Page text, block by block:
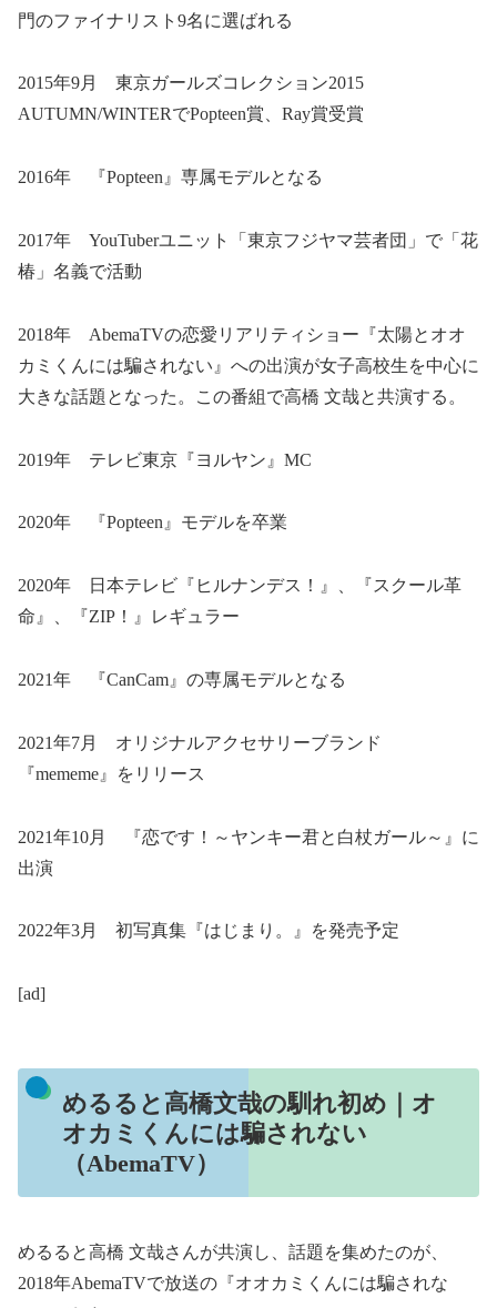
門のファイナリスト9名に選ばれる
2015年9月 東京ガールズコレクション2015
AUTUMN/WINTERでPopteen賞、Ray賞受賞
2016年 『Popteen』専属モデルとなる
2017年 YouTuberユニット「東京フジヤマ芸者団」で「花
椿」名義で活動
2018年 AbemaTVの恋愛リアリティショー『太陽とオオ
カミくんには騙されない』への出演が女子高校生を中心に
大きな話題となった。この番組で高橋 文哉と共演する。
2019年 テレビ東京『ヨルヤン』MC
2020年 『Popteen』モデルを卒業
2020年 日本テレビ『ヒルナンデス！』、『スクール革
命』、『ZIP！』レギュラー
2021年 『CanCam』の専属モデルとなる
2021年7月 オリジナルアクセサリーブランド
『mememe』をリリース
2021年10月 『恋です！～ヤンキー君と白杖ガール～』に
出演
2022年3月 初写真集『はじまり。』を発売予定
[ad]
めるると高橋文哉の馴れ初め｜オ
オカミくんには騙されない
（AbemaTV）
めるると高橋 文哉さんが共演し、話題を集めたのが、
2018年AbemaTVで放送の『オオカミくんには騙されな